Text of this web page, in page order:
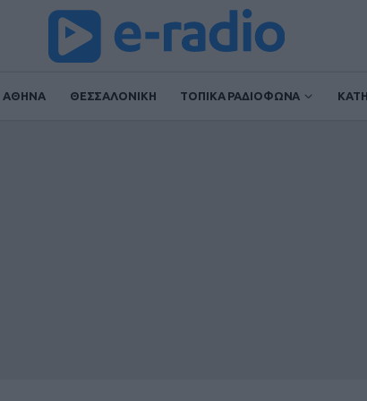
ΑΘΗΝΑ ΘΕΣΣΑΛΟΝΙΚΗ ΤΟΠΙΚΑ ΡΑΔΙΟΦΩΝΑ